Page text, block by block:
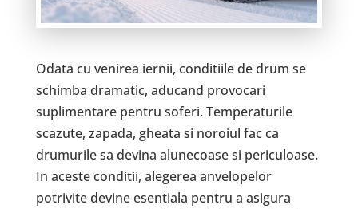
Odata cu venirea iernii, conditiile de drum se
schimba dramatic, aducand provocari
suplimentare pentru soferi. Temperaturile
scazute, zapada, gheata si noroiul fac ca
drumurile sa devina alunecoase si periculoase.
In aceste conditii, alegerea anvelopelor
potrivite devine esentiala pentru a asigura